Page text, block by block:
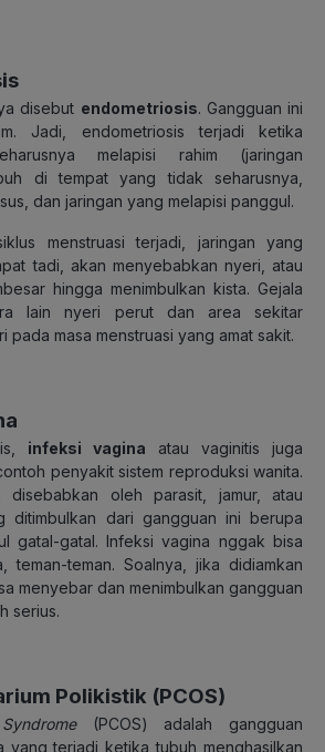
disebut endometriosis. Gangguan ini
Jadi, endometriosis terjadi ketika
melapisi rahim (jaringan
di tempat yang tidak seharusnya,
dan jaringan yang melapisi panggul.
menstruasi terjadi, jaringan yang
tadi, akan menyebabkan nyeri, atau
hingga menimbulkan kista. Gejala
lain nyeri perut dan area sekitar
pada masa menstruasi yang amat sakit.
infeksi vagina atau vaginitis juga
penyakit sistem reproduksi wanita.
disebabkan oleh parasit, jamur, atau
ditimbulkan dari gangguan ini berupa
gatal-gatal. Infeksi vagina nggak bisa
teman-teman. Soalnya, jika didiamkan
menyebar dan menimbulkan gangguan
serius.
Polikistik (PCOS)
(PCOS) adalah gangguan
yang terjadi ketika tubuh menghasilkan